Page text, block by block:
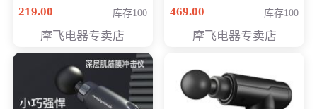
元
219.00 库存100
摩飞电器专卖店
MF-HG30 ） 会员专享价
469.00 库存100
摩飞电器专卖店